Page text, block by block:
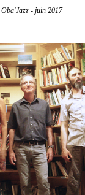
Oba'Jazz - juin 2017